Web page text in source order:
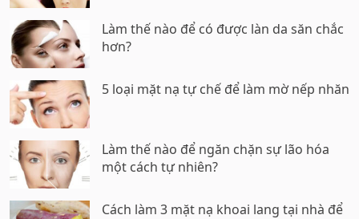
Làm thế nào để có được làn da săn chắc
hơn?
5 loại mặt nạ tự chế để làm mờ nếp nhăn
Làm thế nào để ngăn chặn sự lão hóa
một cách tự nhiên?
Cách làm 3 mặt nạ khoai lang tại nhà để